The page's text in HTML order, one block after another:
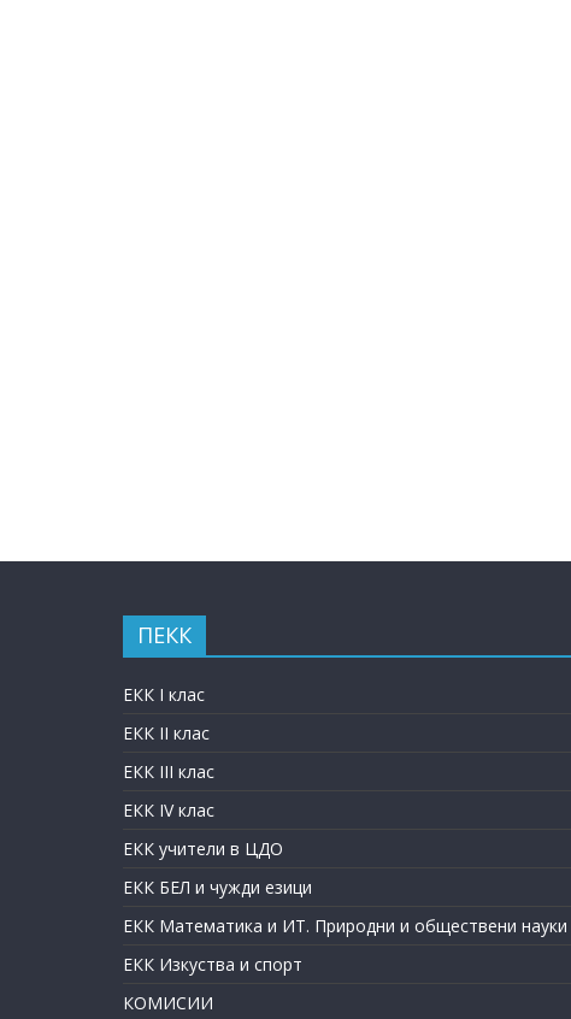
ПЕКК
ЕКК I клас
ЕКК II клас
ЕКК III клас
ЕКК IV клас
ЕКК учители в ЦДО
ЕКК БЕЛ и чужди езици
ЕКК Математика и ИТ. Природни и обществени науки
ЕКК Изкуства и спорт
КОМИСИИ